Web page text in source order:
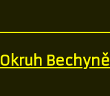
Okruh Bechyně